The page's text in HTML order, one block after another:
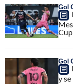
Gol
Cup
Gol
y